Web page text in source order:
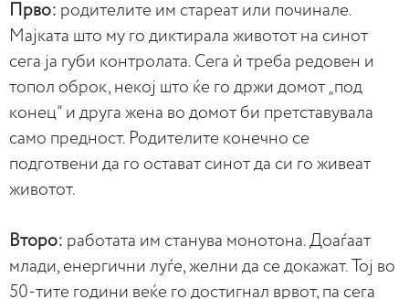
Прво: родителите им стареат или починале.
Мајката што му го диктирала животот на синот
сега ја губи контролата. Сега ѝ треба редовен и
топол оброк, некој што ќе го држи домот „под
конец“ и друга жена во домот би претставувала
само предност. Родителите конечно се
подготвени да го остават синот да си го живеат
животот.
Второ: работата им станува монотона. Доаѓаат
млади, енергични луѓе, желни да се докажат. Тој во
50-тите години веќе го достигнал врвот, па сега